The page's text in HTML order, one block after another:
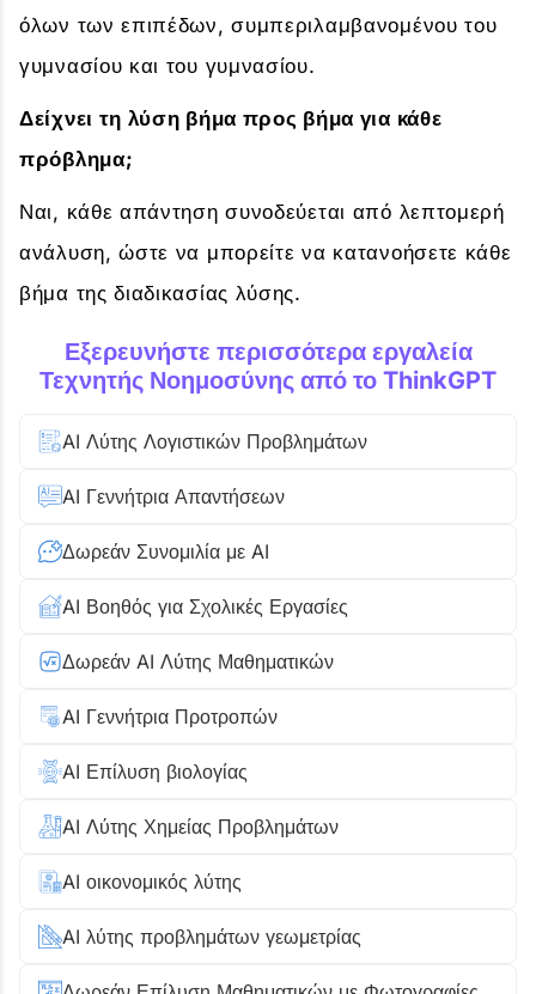
όλων των επιπέδων, συμπεριλαμβανομένου του
γυμνασίου και του γυμνασίου.
Δείχνει τη λύση βήμα προς βήμα για κάθε
πρόβλημα;
Ναι, κάθε απάντηση συνοδεύεται από λεπτομερή
ανάλυση, ώστε να μπορείτε να κατανοήσετε κάθε
βήμα της διαδικασίας λύσης.
Εξερευνήστε περισσότερα εργαλεία
Τεχνητής Νοημοσύνης από το ThinkGPT
AI Λύτης Λογιστικών Προβλημάτων
AI Γεννήτρια Απαντήσεων
Δωρεάν Συνομιλία με AI
AI Βοηθός για Σχολικές Εργασίες
Δωρεάν AI Λύτης Μαθηματικών
AI Γεννήτρια Προτροπών
AI Επίλυση βιολογίας
AI Λύτης Χημείας Προβλημάτων
AI οικονομικός λύτης
AI λύτης προβλημάτων γεωμετρίας